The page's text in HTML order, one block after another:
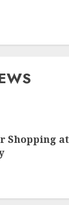
Shopping